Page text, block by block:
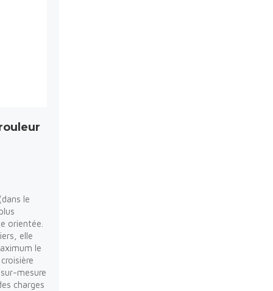
le
orientée.
elle
le
mesure
charges